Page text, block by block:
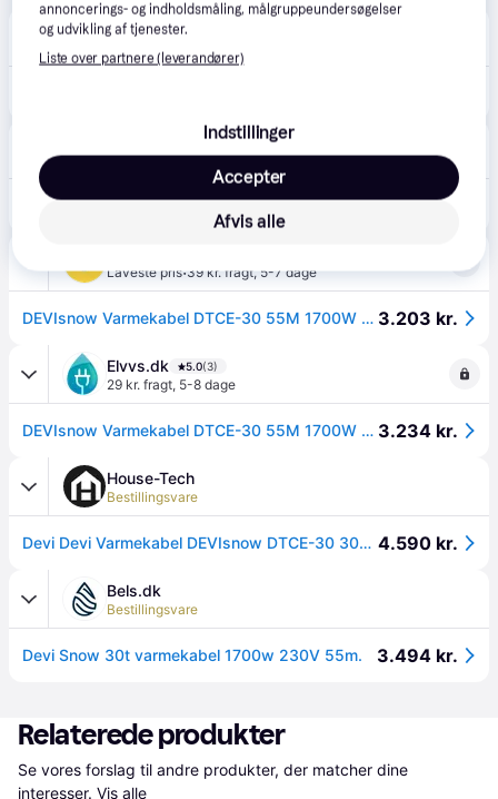
BilligVVS
Laveste pris 39 kr. fragt
VVS-Eksperten.dk 4.5(43)
Laveste pris·39 kr. fragt,5-7 dage
DEVIsnow Varmekabel DTCE-30 55M 1700W 230V 3.203 kr.
Laveste pris·39 kr. fragt,5-7 dage
DEVIsnow Varmekabel DTCE-30 55M 1700W 230V 3.203 kr.
Elvvs.dk 5.0(3)
29 kr. fragt, 5-8 dage
DEVIsnow Varmekabel DTCE-30 55M 1700W 230V 3.234 kr.
House-Tech
Bestillingsvare
Devi Devi Varmekabel DEVIsnow DTCE-30 30W/m 55M 1700W 230V 1 STK 4.590 kr.
Bels.dk
Bestillingsvare
Devi Snow 30t varmekabel 1700w 230V 55m. 3.494 kr.
Relaterede produkter
Se vores forslag til andre produkter, der matcher dine
interesser. Vis alle
annoncerings- og indholdsmåling, målgruppeundersøgelser
og udvikling af tjenester.
Liste over partnere (leverandører)
Indstillinger
Afvis alle
Accepter